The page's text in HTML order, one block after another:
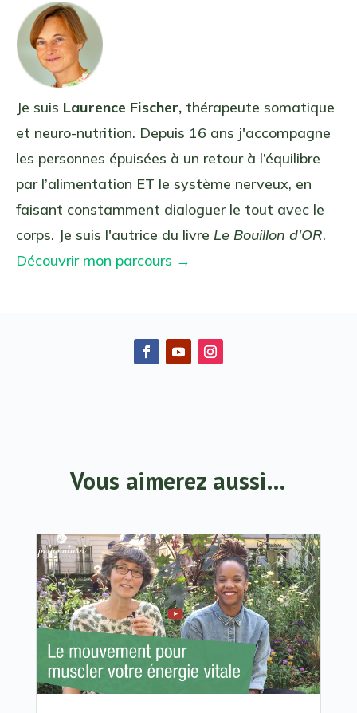
Je suis Laurence Fischer, thérapeute somatique
et neuro-nutrition. Depuis 16 ans j'accompagne
les personnes épuisées à un retour à l’équilibre
par l’alimentation ET le système nerveux, en
faisant constamment dialoguer le tout avec le
corps. Je suis l'autrice du livre Le Bouillon d'OR.
Découvrir mon parcours →
Vous aimerez aussi…